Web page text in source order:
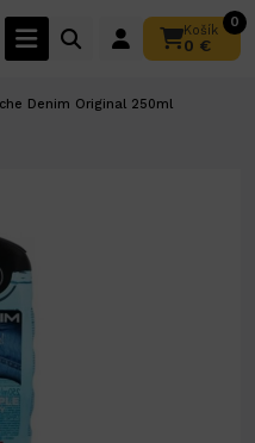
Košík
0
0 €
Denim Original 250ml